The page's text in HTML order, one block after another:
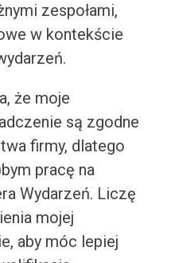
zespołami,
w kontekście
że moje
są zgodne
firmy, dlatego
pracę na
Wydarzeń. Liczę
mojej
aby móc lepiej